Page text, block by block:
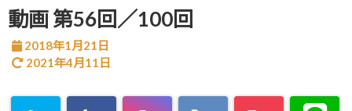
動画 第56回／100回
2018年1月21日
2021年4月11日